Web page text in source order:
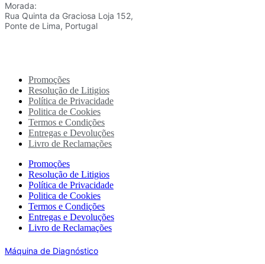
Morada:
Rua Quinta da Graciosa Loja 152,
Ponte de Lima, Portugal
Promoções
Resolução de Litigios
Política de Privacidade
Politica de Cookies
Termos e Condições
Entregas e Devoluções
Livro de Reclamações
Promoções
Resolução de Litigios
Política de Privacidade
Politica de Cookies
Termos e Condições
Entregas e Devoluções
Livro de Reclamações
Máquina de Diagnóstico